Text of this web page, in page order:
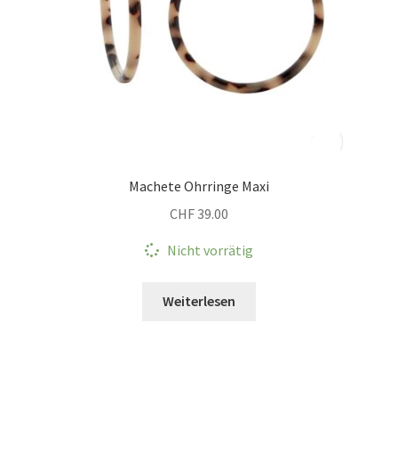
Machete Ohrringe Maxi
CHF39.00
Nicht vorrätig
Weiterlesen